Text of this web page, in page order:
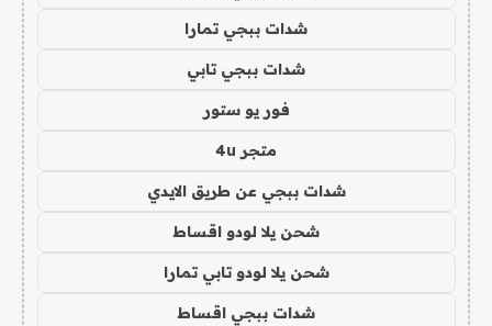
شدات ببجي تمارا
شدات ببجي تابي
فور يو ستور
متجر 4u
شدات ببجي عن طريق الايدي
شحن يلا لودو اقساط
شحن يلا لودو تابي تمارا
شدات ببجي اقساط